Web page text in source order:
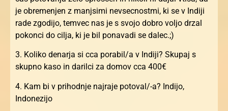
je obremenjen z manjsimi nevsecnostmi, ki se v Indiji
rade zgodijo, temvec nas je s svojo dobro voljo drzal
pokonci do cilja, ki je bil ponavadi se dalec.;)
3. Koliko denarja si cca porabil/a v Indiji? Skupaj s
skupno kaso in darilci za domov cca 400€
4. Kam bi v prihodnje najraje potoval/-a? Indijo,
Indonezijo